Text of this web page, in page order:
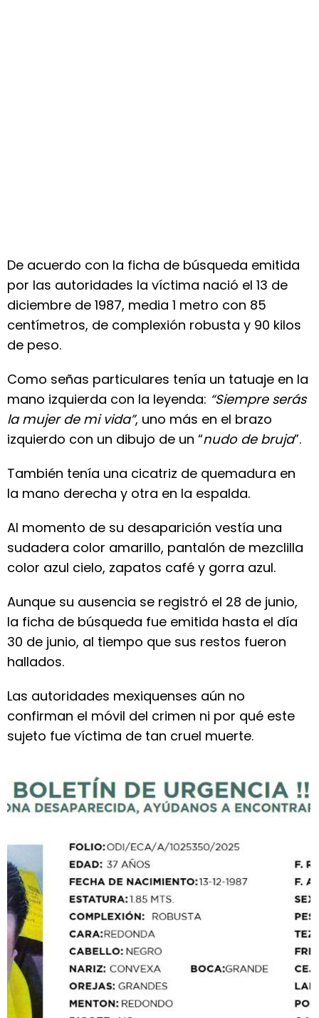
De acuerdo con la ficha de búsqueda emitida
por las autoridades la víctima nació el 13 de
diciembre de 1987, media 1 metro con 85
centímetros, de complexión robusta y 90 kilos
de peso.
Como señas particulares tenía un tatuaje en la
mano izquierda con la leyenda: “Siempre serás
la mujer de mi vida”, uno más en el brazo
izquierdo con un dibujo de un “nudo de bruja”.
También tenía una cicatriz de quemadura en
la mano derecha y otra en la espalda.
Al momento de su desaparición vestía una
sudadera color amarillo, pantalón de mezclilla
color azul cielo, zapatos café y gorra azul.
Aunque su ausencia se registró el 28 de junio,
la ficha de búsqueda fue emitida hasta el día
30 de junio, al tiempo que sus restos fueron
hallados.
Las autoridades mexiquenses aún no
confirman el móvil del crimen ni por qué este
sujeto fue víctima de tan cruel muerte.